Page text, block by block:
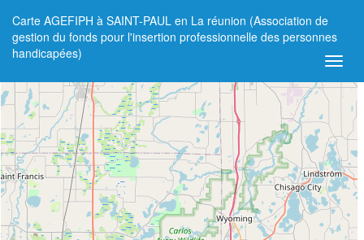
Carte AGEFIPH à SAINT-PAUL en La réunion (Association de
gestion du fonds pour l'insertion professionnelle des personnes
handicapées)
+
−